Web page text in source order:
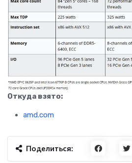
Откуда взято:
amd.com
Поделиться: